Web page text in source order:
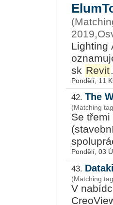
Li­ghting
sk Revit
Pondělí, 11
42. The
(Matching
Se
Pondělí, 03
43.
(Matching
V